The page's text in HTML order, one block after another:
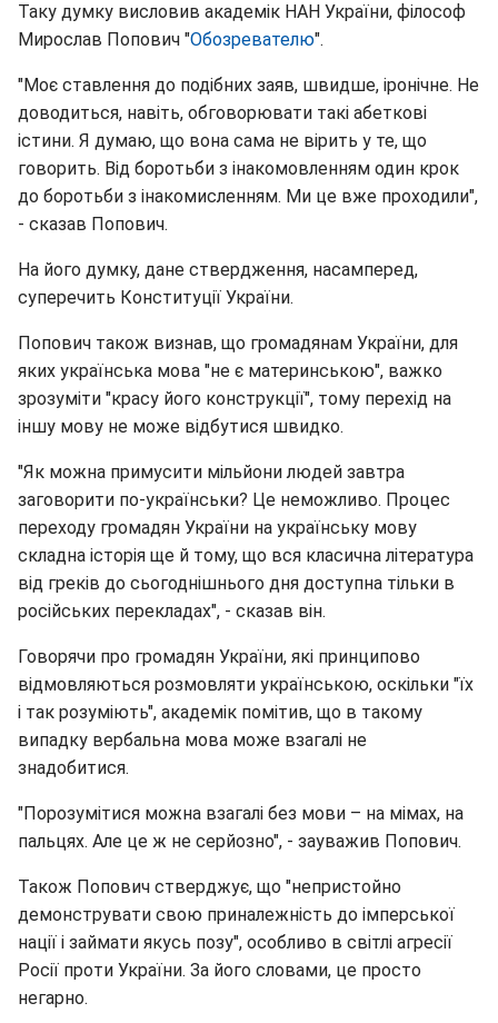
Таку думку висловив академік НАН України, філософ
Мирослав Попович "Обозревателю".
"Моє ставлення до подібних заяв, швидше, іронічне. Не
доводиться, навіть, обговорювати такі абеткові
істини. Я думаю, що вона сама не вірить у те, що
говорить. Від боротьби з інакомовленням один крок
до боротьби з інакомисленням. Ми це вже проходили",
- сказав Попович.
На його думку, дане ствердження, насамперед,
суперечить Конституції України.
Попович також визнав, що громадянам України, для
яких українська мова "не є материнською", важко
зрозуміти "красу його конструкції", тому перехід на
іншу мову не може відбутися швидко.
"Як можна примусити мільйони людей завтра
заговорити по-українськи? Це неможливо. Процес
переходу громадян України на українську мову
складна історія ще й тому, що вся класична література
від греків до сьогоднішнього дня доступна тільки в
російських перекладах", - сказав він.
Говорячи про громадян України, які принципово
відмовляються розмовляти українською, оскільки "їх
і так розуміють", академік помітив, що в такому
випадку вербальна мова може взагалі не
знадобитися.
"Порозумітися можна взагалі без мови – на мімах, на
пальцях. Але це ж не серйозно", - зауважив Попович.
Також Попович стверджує, що "непристойно
демонструвати свою приналежність до імперської
нації і займати якусь позу", особливо в світлі агресії
Росії проти України. За його словами, це просто
негарно.